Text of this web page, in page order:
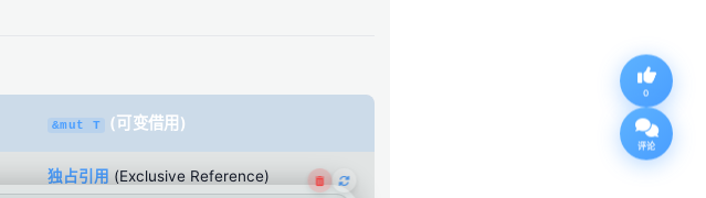
0
评论
&mut T (可变借用)
独占引用 (Exclusive Reference)